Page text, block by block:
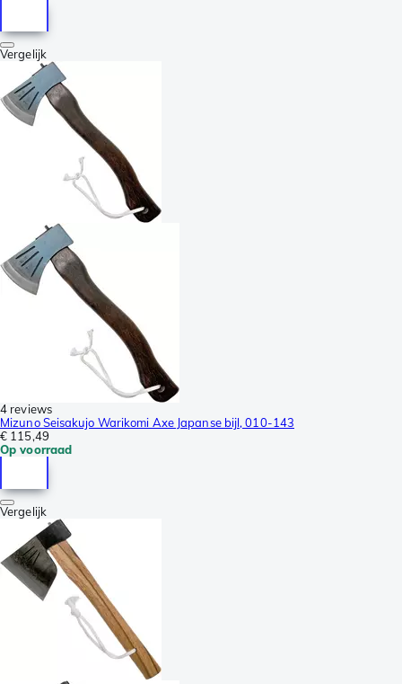
Vergelijk
4 reviews
Mizuno Seisakujo Warikomi Axe Japanse bijl, 010-143
€ 115,49
Op voorraad
Vergelijk